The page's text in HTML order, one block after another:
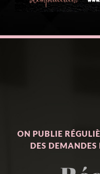
ON PUBLIE
DES